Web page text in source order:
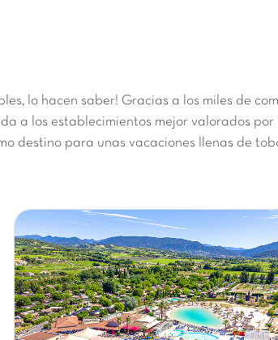
lo hacen saber! Gracias a los miles de
a los establecimientos mejor valorados por
destino para unas vacaciones llenas de